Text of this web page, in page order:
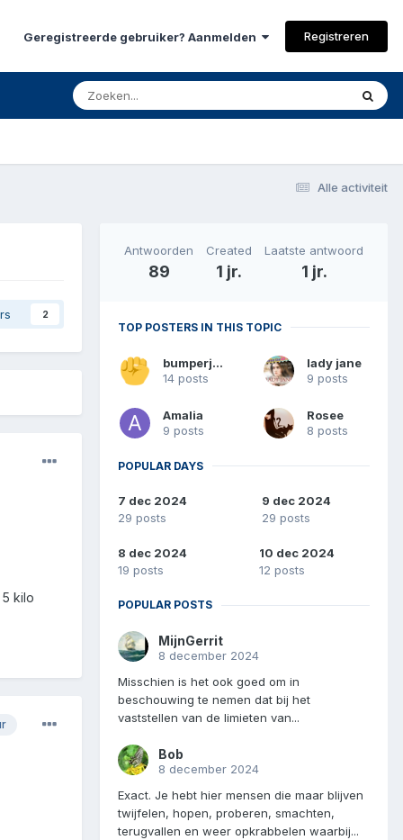
Geregistreerde gebruiker? Aanmelden Registreren
Alle activiteit
2
kilo
Antwoorden
89
Created
1 jr.
Laatste antwoord
1 jr.
TOP POSTERS IN THIS TOPIC
bumperjim
14 posts
lady jane
9 posts
Amalia
9 posts
Rosee
8 posts
POPULAR DAYS
7 dec 2024
29 posts
9 dec 2024
29 posts
8 dec 2024
19 posts
10 dec 2024
12 posts
POPULAR POSTS
MijnGerrit
8 december 2024
Misschien is het ook goed om in
beschouwing te nemen dat bij het
vaststellen van de limieten van...
Bob
8 december 2024
Exact. Je hebt hier mensen die maar blijven
twijfelen, hopen, proberen, smachten,
terugvallen en weer opkrabbelen waarbij...